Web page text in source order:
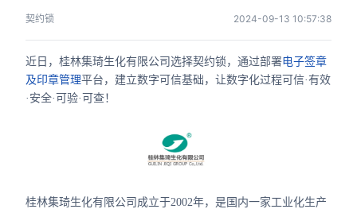
印章管控
数字存档
案例
契约锁 2024-09-13 10:57:38
近日，桂林集琦生化有限公司选择契约锁，通过部署电子签章
及印章管理平台，建立数字可信基础，让数字化过程可信·有效
·安全·可验·可查！
桂林集琦生化有限公司成立于2002年，是国内一家工业化生产